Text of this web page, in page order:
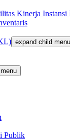
Kinerja
expand child menu
Publik